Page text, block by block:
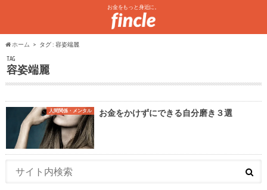
お金をもっと身近に。
ホーム タグ : 容姿端麗
TAG
容姿端麗
人間関係・メンタル お金をかけずにできる自分磨き３選